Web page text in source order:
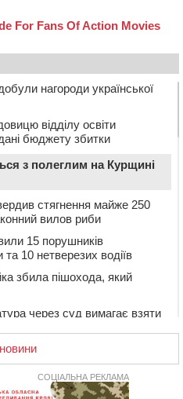
нагороди української
відділу освіти
бюджету збитки
з полеглим на Курщині
стягнення майже 250
вилов риби
15 порушників
10 нетверезих водіїв
збила пішохода, який
через суд вимагає взяти
колесами вантажівки
для приватизації
СОЦІАЛЬНА РЕКЛАМА